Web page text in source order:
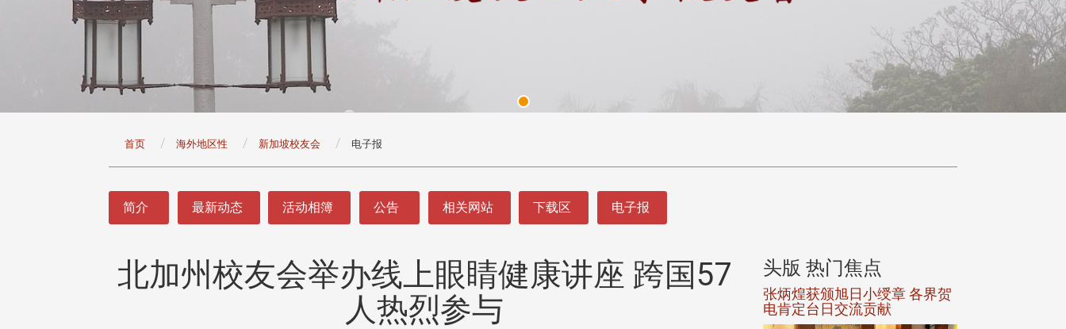
首页 海外地区性 新加坡校友会 电子报
简介 最新动态 活动相簿 公告 相关网站 下载区 电子报
北加州校友会举办线上眼睛健康讲座 跨国57
人热烈参与
大学主任秘书曾守正率队
头版 热门焦点
十四载深耕校友情谊 校友处
执行长彭春阳荣退 校友感念
头版 热门焦点
校友处新任执行长武士戎上
任 携手校友共创淡江新里程
头版 热门焦点
淡江大学董事会议改选案报部
头版 热门焦点
张炳煌获颁旭日小绶章 各界贺
电肯定台日交流贡献